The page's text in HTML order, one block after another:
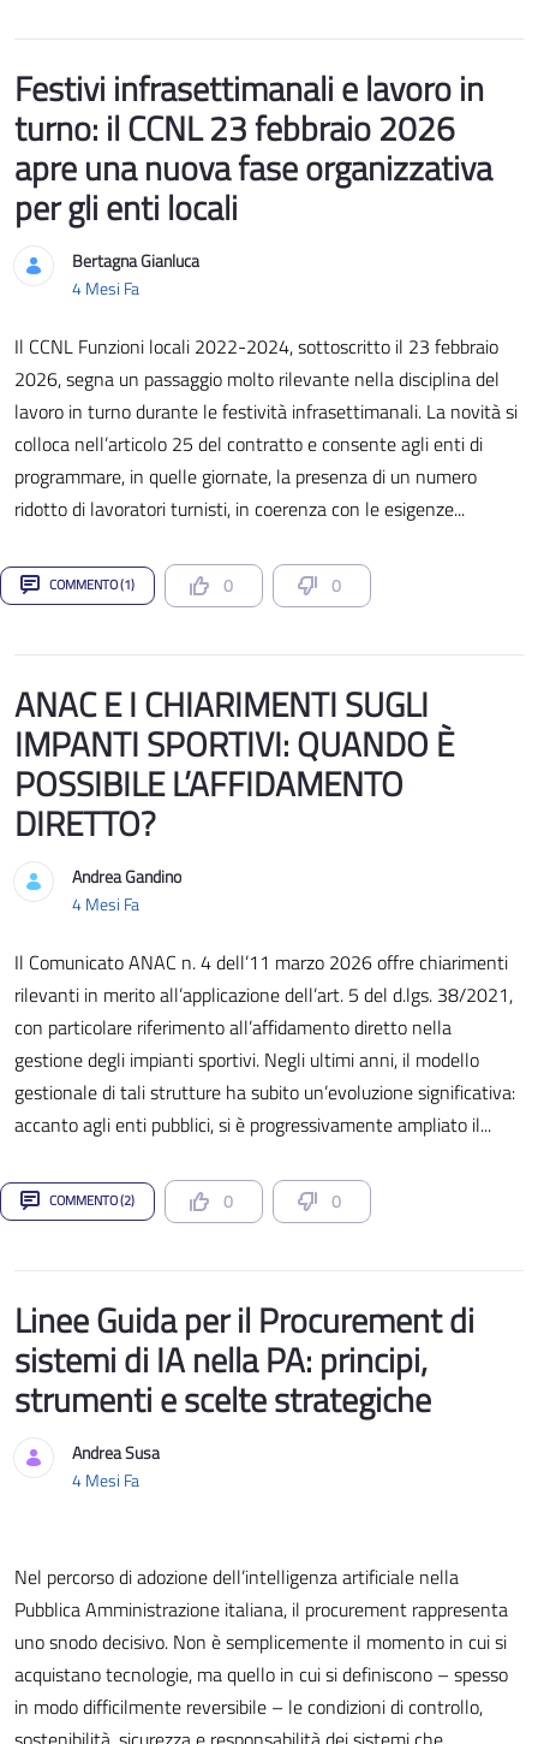
Festivi infrasettimanali e lavoro in
turno: il CCNL 23 febbraio 2026
apre una nuova fase organizzativa
per gli enti locali
Bertagna Gianluca
Data di Pubblicazione
4 Mesi Fa
Il CCNL Funzioni locali 2022-2024, sottoscritto il 23 febbraio
2026, segna un passaggio molto rilevante nella disciplina del
lavoro in turno durante le festività infrasettimanali. La novità si
colloca nell’articolo 25 del contratto e consente agli enti di
programmare, in quelle giornate, la presenza di un numero
ridotto di lavoratori turnisti, in coerenza con le esigenze...
COMMENTO (1) 0 0
ANAC E I CHIARIMENTI SUGLI
IMPANTI SPORTIVI: QUANDO È
POSSIBILE L’AFFIDAMENTO
DIRETTO?
Andrea Gandino
Data di Pubblicazione
4 Mesi Fa
Il Comunicato ANAC n. 4 dell’11 marzo 2026 offre chiarimenti
rilevanti in merito all’applicazione dell’art. 5 del d.lgs. 38/2021,
con particolare riferimento all’affidamento diretto nella
gestione degli impianti sportivi. Negli ultimi anni, il modello
gestionale di tali strutture ha subito un’evoluzione significativa:
accanto agli enti pubblici, si è progressivamente ampliato il...
COMMENTO (2) 0 0
Linee Guida per il Procurement di
sistemi di IA nella PA: principi,
strumenti e scelte strategiche
Andrea Susa
Data di Pubblicazione
4 Mesi Fa
Nel percorso di adozione dell’intelligenza artificiale nella
Pubblica Amministrazione italiana, il procurement rappresenta
uno snodo decisivo. Non è semplicemente il momento in cui si
acquistano tecnologie, ma quello in cui si definiscono – spesso
in modo difficilmente reversibile – le condizioni di controllo,